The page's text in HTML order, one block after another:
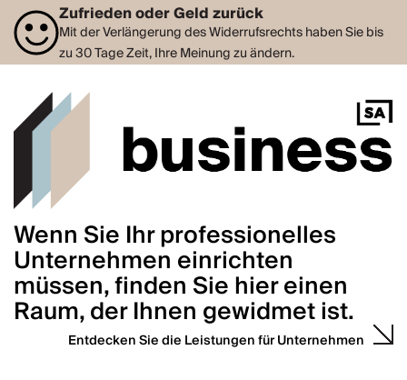
Zufrieden oder Geld zurück
Mit der Verlängerung des Widerrufsrechts haben Sie bis
zu 30 Tage Zeit, Ihre Meinung zu ändern.
Wenn Sie Ihr professionelles
Unternehmen einrichten
müssen, finden Sie hier einen
Raum, der Ihnen gewidmet ist.
Entdecken Sie die Leistungen für Unternehmen